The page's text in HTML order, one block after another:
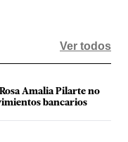
Ver todos
Amalia Pilarte no
bancarios